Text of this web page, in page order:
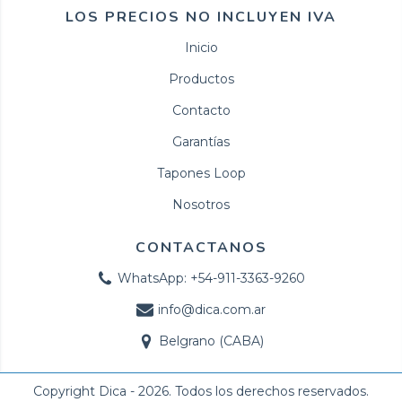
LOS PRECIOS NO INCLUYEN IVA
Inicio
Productos
Contacto
Garantías
Tapones Loop
Nosotros
CONTACTANOS
WhatsApp: +54-911-3363-9260
info@dica.com.ar
Belgrano (CABA)
Copyright Dica - 2026. Todos los derechos reservados.